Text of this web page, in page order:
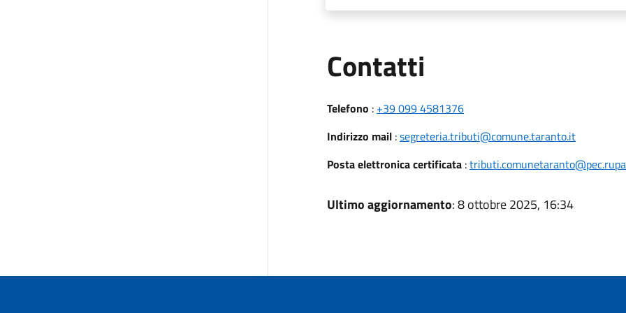
Contatti
Telefono : +39 099 4581376
Indirizzo mail:segreteria.tributi@comune.taranto.it
Posta elettronica certificata:
Ultimo aggiornamento: 8 ottobre 2025, 16:34